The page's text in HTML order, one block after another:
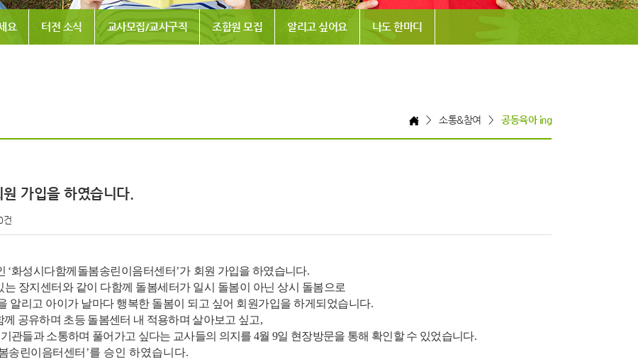
조합 교육사업
연구사업
터전 소식
교사모집/교사구직
뉴스레터
동영상
정관 & 재정
요 터전 소식 교사모집/교사구직 조합원 모집 알리고 싶어요 나도 한마디
> 소통&참여 > 공동육아 ing
원 가입을 하였습니다.
건
‘화성시다함께돌봄송린이음터센터’가 회원 가입을 하였습니다.
장지센터와 같이 다함께 돌봄세터가 일시 돌봄이 아닌 상시 돌봄으로
알리고 아이가 날마다 행복한 돌봄이 되고 싶어 회원가입을 하게되었습니다.
공유하며 초등 돌봄센터 내 적용하며 살아보고 싶고,
관들과 소통하며 풀어가고 싶다는 교사들의 의지를 4월 9일 현장방문을 통해 확인할 수 있었습니다.
송린이음터센터 ’를 승인 하였습니다.